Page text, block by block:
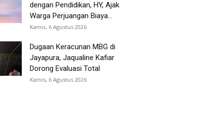
dengan Pendidikan, HY, Ajak
Warga Perjuangan Biaya...
Kamis, 6 Agustus 2026
Dugaan Keracunan MBG di
Jayapura, Jaqualine Kafiar
Dorong Evaluasi Total
Kamis, 6 Agustus 2026